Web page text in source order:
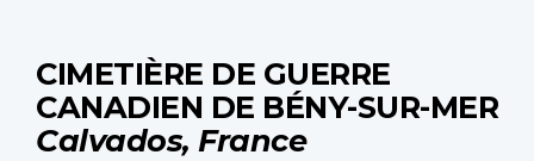
CIMETIÈRE DE GUERRE
CANADIEN DE BÉNY-SUR-MER
Calvados, France